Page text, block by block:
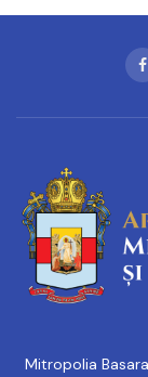
Mitropolia